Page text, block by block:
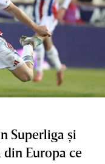
Superliga şi
Europa ce